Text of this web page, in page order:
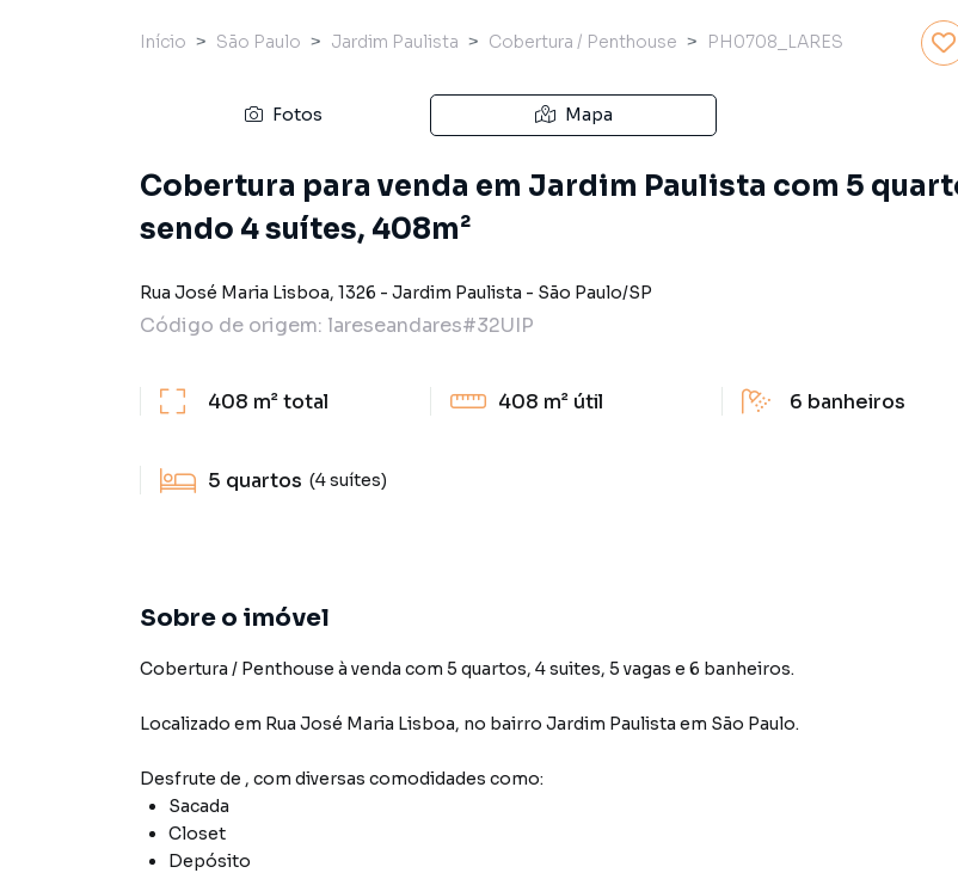
Início São Paulo Jardim Paulista Cobertura / Penthouse PH0708_LARES
Fotos Mapa
Cobertura para venda em Jardim Paulista com 5
sendo 4 suítes, 408m²
Rua José Maria Lisboa, 1326 - Jardim Paulista - São Paulo/SP
Código de origem: lareseandares#32UIP
408 m²total 408 m² útil 6 banheiros
5 quartos (4 suítes)
Sobre o imóvel
Cobertura / Penthouse à venda com 5 quartos, 4 suites, 5 vagas e 6 banheiros.
Localizado em Rua José Maria Lisboa, no bairro Jardim Paulista em São Paulo.
Desfrute de , com diversas comodidades como:
Sacada
Closet
Depósito